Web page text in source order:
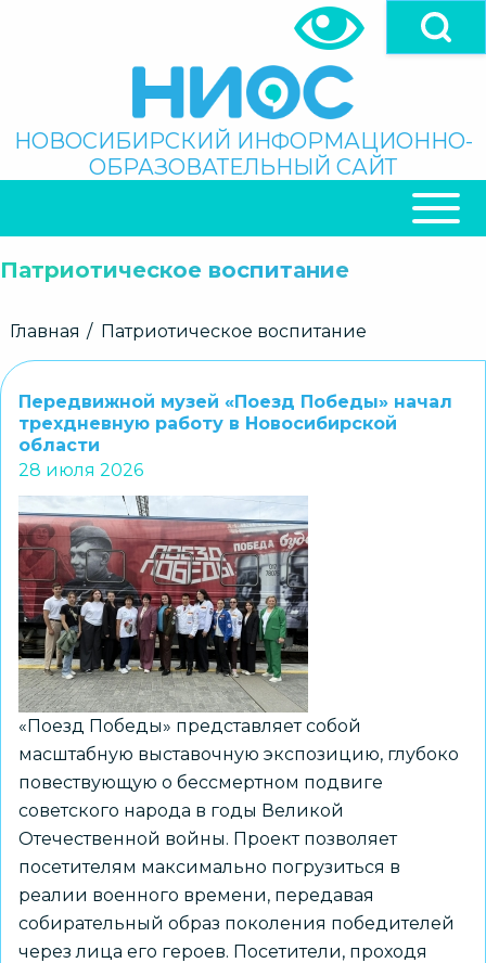
Поиск
НОВОСИБИРСКИЙ ИНФОРМАЦИОННО-
ОБРАЗОВАТЕЛЬНЫЙ САЙТ
НАВИГАЦИЯ
Патриотическое воспитание
Строка
Главная Патриотическое воспитание
Передвижной музей «Поезд Победы» начал
трехдневную работу в Новосибирской
области
28 июля 2026
«Поезд Победы» представляет собой
масштабную выставочную экспозицию, глубоко
повествующую о бессмертном подвиге
советского народа в годы Великой
Отечественной войны. Проект позволяет
посетителям максимально погрузиться в
реалии военного времени, передавая
собирательный образ поколения победителей
через лица его героев. Посетители, проходя